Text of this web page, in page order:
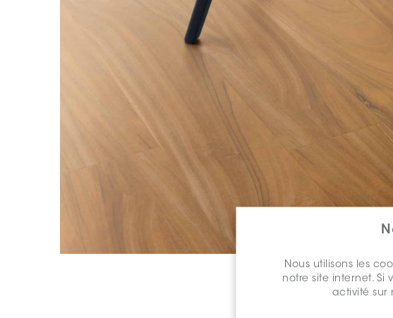
Nous utilisons les
notre site internet. Si
activité sur